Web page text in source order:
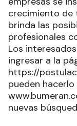
crecimiento de
brinda las
profesionales
Los
ingresar a la
https://
pueden
nuevas